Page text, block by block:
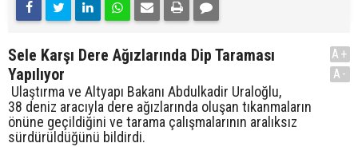
Sele Karşı Dere Ağızlarında Dip Taraması
Yapılıyor
Ulaştırma ve Altyapı Bakanı Abdulkadir Uraloğlu,
38 deniz aracıyla dere ağızlarında oluşan tıkanmaların
önüne geçildiğini ve tarama çalışmalarının aralıksız
sürdürüldüğünü bildirdi.
A+
A-